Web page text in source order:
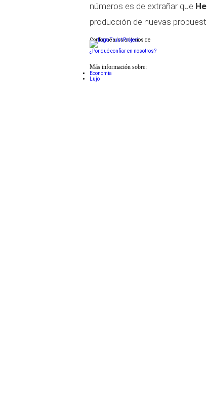
números es de extrañar que
producción de nuevas
Conforme a los criterios de
¿Por qué confiar en nosotros?
Más información sobre:
Economia
Lujo